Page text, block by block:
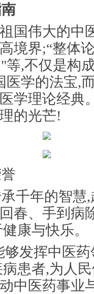
国伟大的中
境界;“整体
等,不仅是构
医学的法宝,
学理论经典
的光芒!
千年的智慧
春、手到病
康与快乐。
发挥中医
患者,为人
中医药事业